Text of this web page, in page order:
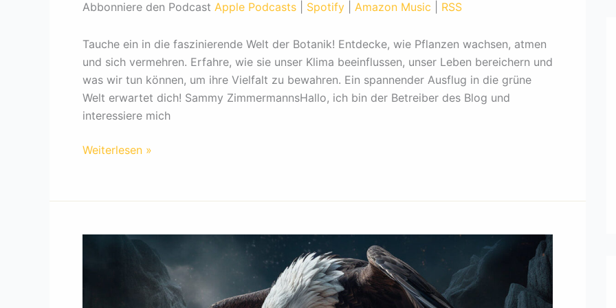
Lautstärke
zu
regeln.
Abbonniere den Podcast Apple Podcasts Spotify Amazon Music RSS
Tauche ein in die faszinierende Welt der Botanik! Entdecke, wie Pflanzen wachsen, atmen
und sich vermehren. Erfahre, wie sie unser Klima beeinflussen, unser Leben bereichern und
was wir tun können, um ihre Vielfalt zu bewahren. Ein spannender Ausflug in die grüne
Welt erwartet dich! Sammy ZimmermannsHallo, ich bin der Betreiber des Blog und
interessiere mich
Die
Botanik:
Pflanzen
Weiterlesen »